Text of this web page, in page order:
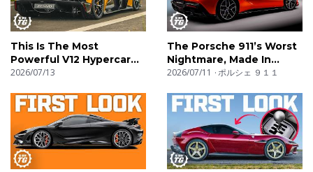
This Is The Most
Powerful V12 Hypercar
Ever! | 4K
2026/07/13
The Porsche 911’s Worst
Nightmare, Made In
China! | 4K
2026/07/11 ポルシェ ９１１